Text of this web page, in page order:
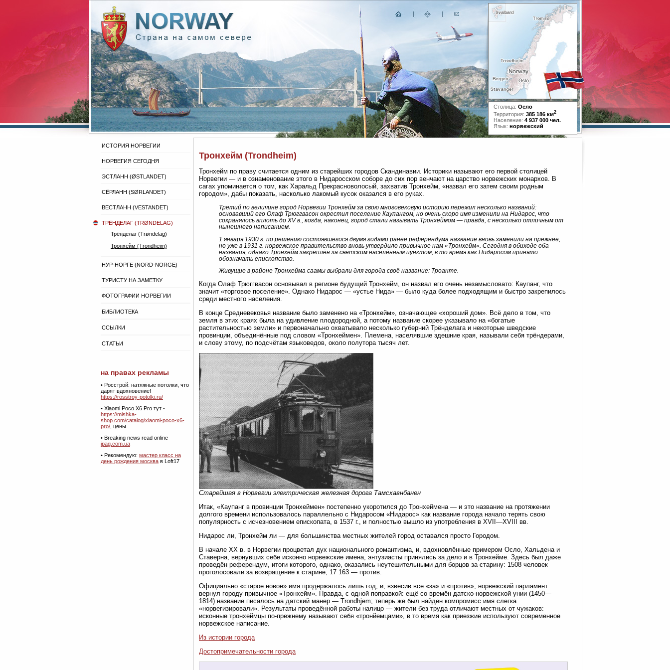
Столица: Осло
Территория: 385 186 км2
Население: 4 937 000 чел.
Язык: норвежский
ИСТОРИЯ НОРВЕГИИ
НОРВЕГИЯ СЕГОДНЯ
ЭСТЛАНН (ØSTLANDET)
СЁРЛАНН (SØRLANDET)
ВЕСТЛАНН (VESTANDET)
ТРЁНДЕЛАГ (TRØNDELAG)
Трёнделаг (Trøndelag)
Тронхейм (Trondheim)
НУР-НОРГЕ (NORD-NORGE)
ТУРИСТУ НА ЗАМЕТКУ
ФОТОГРАФИИ НОРВЕГИИ
БИБЛИОТЕКА
ССЫЛКИ
СТАТЬИ
на правах рекламы
• Росстрой: натяжные потолки, что
дарят вдохновение!
https://rosstroy-potolki.ru/
• Xiaomi Poco X6 Pro тут -
https://mishka-
shop.com/catalog/xiaomi-poco-x6-
pro/ , цены.
• Breaking news read online
ipag.com.ua
• Рекомендую: мастер класс на
день рождения москва в Loft17
Тронхейм (Trondheim)
Тронхейм по праву считается одним из старейших городов Скандинавии. Историки называют его первой столицей
Норвегии — и в ознаменование этого в Нидаросском соборе до сих пор венчают на царство норвежских монархов. В
сагах упоминается о том, как Харальд Прекрасноволосый, захватив Тронхейм, «назвал его затем своим родным
городом», дабы показать, насколько лакомый кусок оказался в его руках.
Третий по величине город Норвегии Тронхейм за свою многовековую историю пережил несколько названий:
основавший его Олаф Трюггвасон окрестил поселение Каупангом, но очень скоро имя изменили на Нидарос, что
сохранялось вплоть до XV в., когда, наконец, город стали называть Тронхеймом — правда, с несколько отличным от
нынешнего написанием.
1 января 1930 г. по решению состоявшегося двумя годами ранее референдума название вновь заменили на прежнее,
но уже в 1931 г. норвежское правительство вновь утвердило привычное нам «Тронхейм». Сегодня в обиходе оба
названия, однако Тронхейм закреплён за светским населённым пунктом, в то время как Нидаросом принято
обозначать епископство.
Живущие в районе Тронхейма саамы выбрали для города своё название: Троанте.
Когда Олаф Трюггвасон основывал в регионе будущий Тронхейм, он назвал его очень незамысловато: Каупанг, что
значит «торговое поселение». Однако Нидарос — «устье Нида» — было куда более подходящим и быстро закрепилось
среди местного населения.
В конце Средневековья название было заменено на «Тронхейм», означающее «хороший дом». Всё дело в том, что
земля в этих краях была на удивление плодородной, а потому название скорее указывало на «богатые
растительностью земли» и первоначально охватывало несколько губерний Трёнделага и некоторые шведские
провинции, объединённые под словом «Тронхеймен». Племена, населявшие здешние края, называли себя трёндерами,
и слову этому, по подсчётам языковедов, около полутора тысяч лет.
Старейшая в Норвегии электрическая железная дорога Тамсхавнбанен
Итак, «Каупанг в провинции Тронхеймен» постепенно укоротился до Тронхеймена — и это название на протяжении
долгого времени использовалось параллельно с Нидаросом «Нидарос» как название города начало терять свою
популярность с исчезновением епископата, в 1537 г., и полностью вышло из употребления в XVII—XVIII вв.
Нидарос ли, Тронхейм ли — для большинства местных жителей город оставался просто Городом.
В начале XX в. в Норвегии процветал дух национального романтизма, и, вдохновлённые примером Осло, Хальдена и
Ставерна, вернувших себе исконно норвежские имена, энтузиасты принялись за дело и в Тронхейме. Здесь был даже
проведён референдум, итоги которого, однако, оказались неутешительными для борцов за старину: 1508 человек
проголосовали за возвращение к старине, 17 163 — против.
Официально «старое новое» имя продержалось лишь год, и, взвесив все «за» и «против», норвежский парламент
вернул городу привычное «Тронхейм». Правда, с одной поправкой: ещё со времён датско-норвежской унии (1450—
1814) название писалось на датский манер — Trondhjem; теперь же был найден компромисс имя слегка
«норвегизировали». Результаты проведённой работы налицо — жители без труда отличают местных от чужаков:
исконные тронхеймцы по-прежнему называют себя «тронйемцами», в то время как приезжие используют современное
норвежское написание.
Из истории города
Достопримечательности города